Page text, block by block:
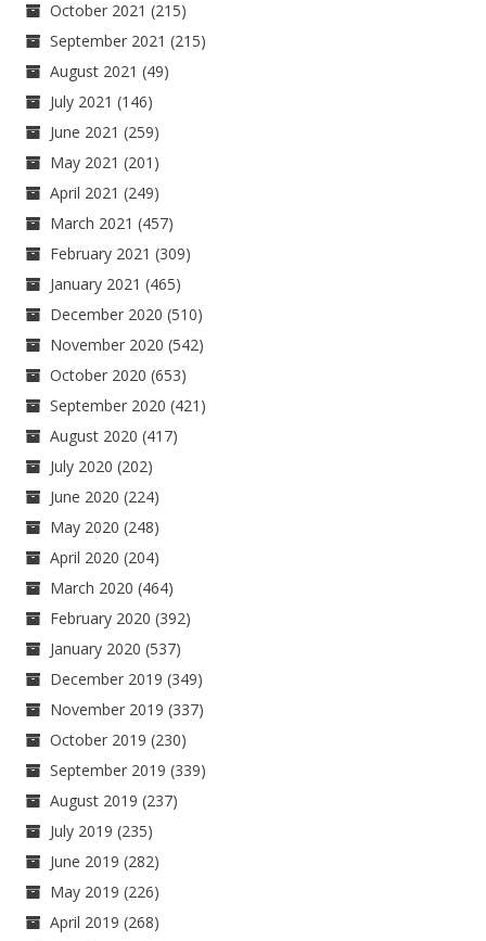
October 2021 (215)
September 2021 (215)
August 2021 (49)
July 2021 (146)
June 2021 (259)
May 2021 (201)
April 2021 (249)
March 2021 (457)
February 2021 (309)
January 2021 (465)
December 2020 (510)
November 2020 (542)
October 2020 (653)
September 2020 (421)
August 2020 (417)
July 2020 (202)
June 2020 (224)
May 2020 (248)
April 2020 (204)
March 2020 (464)
February 2020 (392)
January 2020 (537)
December 2019 (349)
November 2019 (337)
October 2019 (230)
September 2019 (339)
August 2019 (237)
July 2019 (235)
June 2019 (282)
May 2019 (226)
April 2019 (268)